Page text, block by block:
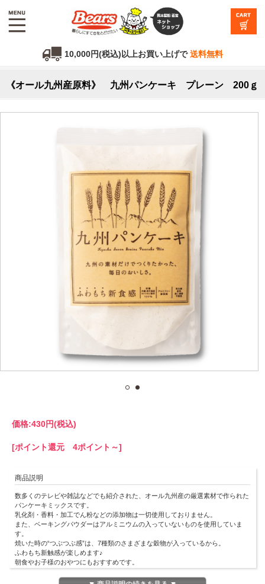
10,000円(税込)以上お買い上げで送料無料
《オール九州産原料》 九州パンケーキ プレーン 200ｇ
価格:430円(税込)
[ポイント還元 4ポイント～]
商品説明
数多くのテレビや雑誌などでも紹介された、オール九州産の厳選素材で作られた
パンケーキミックスです。
乳化剤・香料・加工でん粉などの添加物は一切使用しておりません。
また、ベーキングパウダーはアルミニウムの入っていないものを使用していま
す。
焼いた時の“つぶつぶ感”は、7種類のさまざまな穀物が入っているから。
ふわもち新触感が楽しめます♪
朝食やお子様のおやつにもおすすめです。